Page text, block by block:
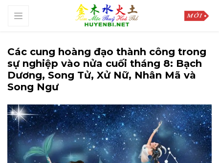
Các cung hoàng đạo thành công trong
sự nghiệp vào nửa cuối tháng 8: Bạch
Dương, Song Tử, Xử Nữ, Nhân Mã và
Song Ngư